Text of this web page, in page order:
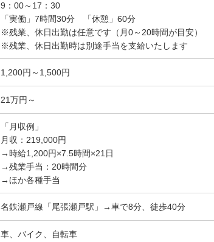
9：00～17：30
「実働」7時間30分 「休憩」60分
※残業、休日出勤は任意です（月0～20時間が目安）
※残業、休日出勤時は別途手当を支給いたします
1,200円～1,500円
21万円～
「月収例」
月収：219,000円
→時給1,200円×7.5時間×21日
→残業手当：20時間分
→ほか各種手当
名鉄瀬戸線「尾張瀬戸駅」→車で8分、徒歩40分
車、バイク、自転車